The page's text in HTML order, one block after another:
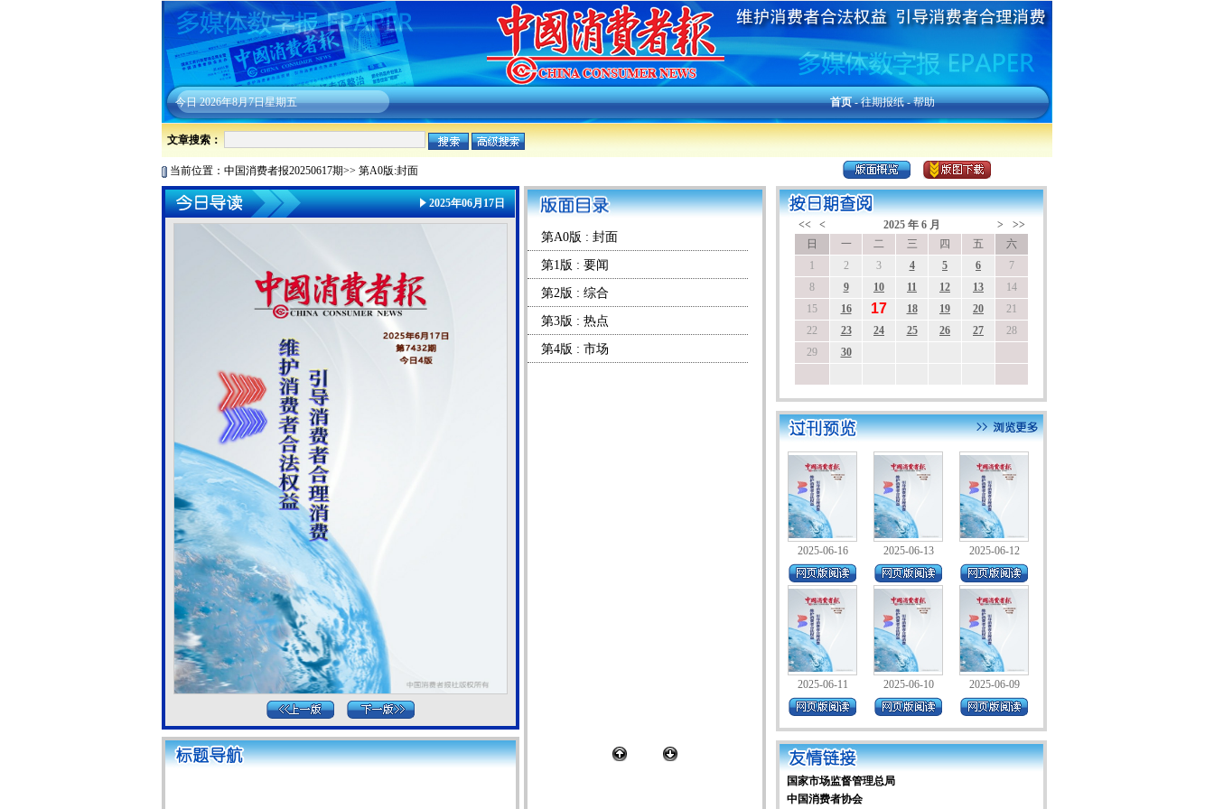
今日2026年8月7日星期五 首页-往期报纸-帮助
文章搜索：
当前位置： 中国消费者报20250617期>> 第A0版:封面
2025年06月17日
第A0版 : 封面
第1版 : 要闻
第2版 : 综合
第3版 : 热点
第4版 : 市场
2025-06-16 2025-06-13 2025-06-12
2025-06-11 2025-06-10 2025-06-09
国家市场监督管理总局
中国消费者协会